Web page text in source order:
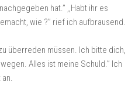
hat.” ,,Habt ihr es
wie ?” rief ich aufbrausend.
überreden müssen. Ich bitte dich,
Alles ist meine Schuld.” Ich